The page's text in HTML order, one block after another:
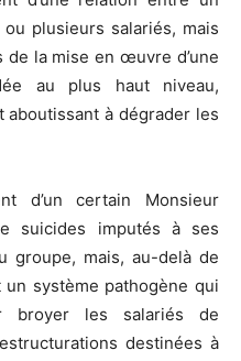
plusieurs salariés, mais
de la mise en œuvre d’une
au plus haut niveau,
à dégrader les
d’un certain Monsieur
suicides imputés à ses
groupe, mais, au-delà de
un système pathogène qui
broyer les salariés de
destinées à